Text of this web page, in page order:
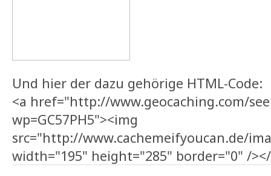
Und hier der dazu gehörige HTML-Code:
<a href="http://www.geocaching.com/
wp=GC57PH5"><img
src="http://www.cachemeifyoucan.de/
width="195" height="285" border="0" /